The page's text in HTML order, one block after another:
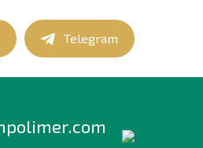
Telegram